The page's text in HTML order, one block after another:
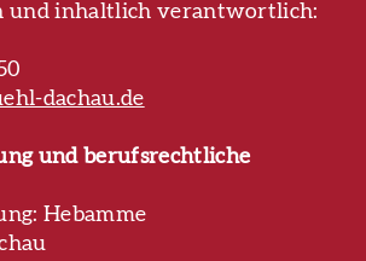
und inhaltlich verantwortlich:
dachau.de
und berufsrechtliche
Hebamme